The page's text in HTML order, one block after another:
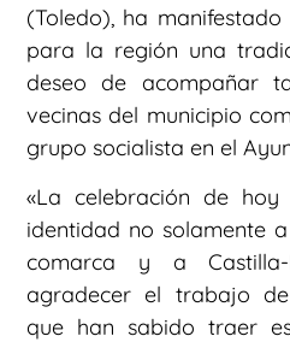
(Toledo), ha
para la región una
deseo de acompañar
vecinas del municipio
grupo socialista en el
«La celebración de
identidad no solamente
comarca y a
agradecer el trabajo
que han sabido traer